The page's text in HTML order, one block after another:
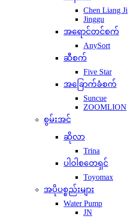
Chen Liang Ji
Jinggu
အရောင်တင်စက်
AnySort
ဆီစက်
Five Star
အခြောက်ခံစက်
Suncue
ZOOMLION
စွမ်းအင်
ဆိုလာ
Trina
ပါဝါစတေရှင်
Toyomax
အပိုပစ္စည်းများ
Water Pump
JN